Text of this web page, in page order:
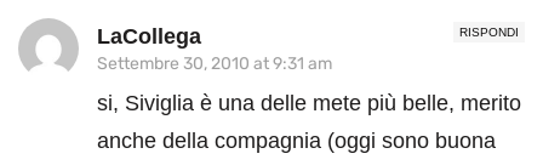
RISPONDI
LaCollega
Settembre 30, 2010 at 9:31 am
si, Siviglia è una delle mete più belle, merito
anche della compagnia (oggi sono buona